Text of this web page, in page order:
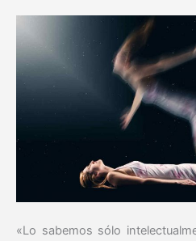
«Lo sabemos sólo